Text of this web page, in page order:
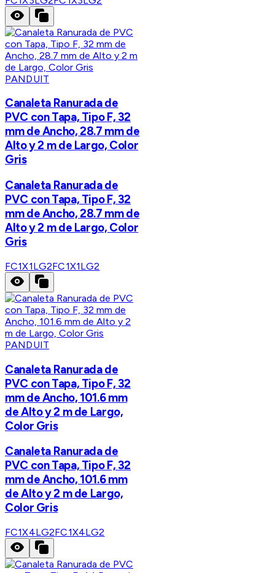
PANDUIT
Canaleta Ranurada de
PVC con Tapa, Tipo F, 32
mm de Ancho, 28.7 mm de
Alto y 2 m de Largo, Color
Gris
Canaleta Ranurada de
PVC con Tapa, Tipo F, 32
mm de Ancho, 28.7 mm de
Alto y 2 m de Largo, Color
Gris
FC1X1LG2FC1X1LG2
PANDUIT
Canaleta Ranurada de
PVC con Tapa, Tipo F, 32
mm de Ancho, 101.6 mm
de Alto y 2 m de Largo,
Color Gris
Canaleta Ranurada de
PVC con Tapa, Tipo F, 32
mm de Ancho, 101.6 mm
de Alto y 2 m de Largo,
Color Gris
FC1X4LG2FC1X4LG2